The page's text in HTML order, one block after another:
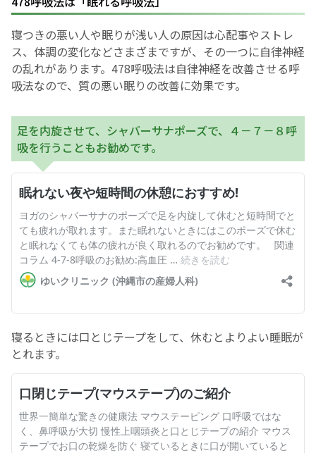
寝つきの悪い人や眠りが浅い人の原因は心配事やストレ
ス、体調の変化などさまざまですが、その一つに自律神経
の乱れがあります。478呼吸法は自律神経を改善させる呼
吸法なので、質の悪い眠りの改善に効果です。
足を内旋させて、シャバーサナポーズで、４－７－８呼
吸を行うこともお勧めです。
寝るときには口とじテープをして、休むとよりよい睡眠が
とれます。